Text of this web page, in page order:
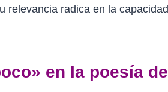
relevancia radica en la capacidad
en la poesía de